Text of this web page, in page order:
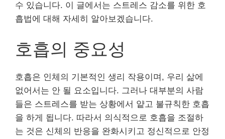
수 있습니다. 이 글에서는 스트레스 감소를 위한 호
흡법에 대해 자세히 알아보겠습니다.
호흡의 중요성
호흡은 인체의 기본적인 생리 작용이며, 우리 삶에
없어서는 안 될 요소입니다. 그러나 대부분의 사람
들은 스트레스를 받는 상황에서 얕고 불규칙한 호흡
을 하게 됩니다. 따라서 의식적으로 호흡을 조절하
는 것은 신체의 반응을 완화시키고 정신적으로 안정